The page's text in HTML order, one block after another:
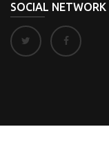
SOCIAL NETWORK